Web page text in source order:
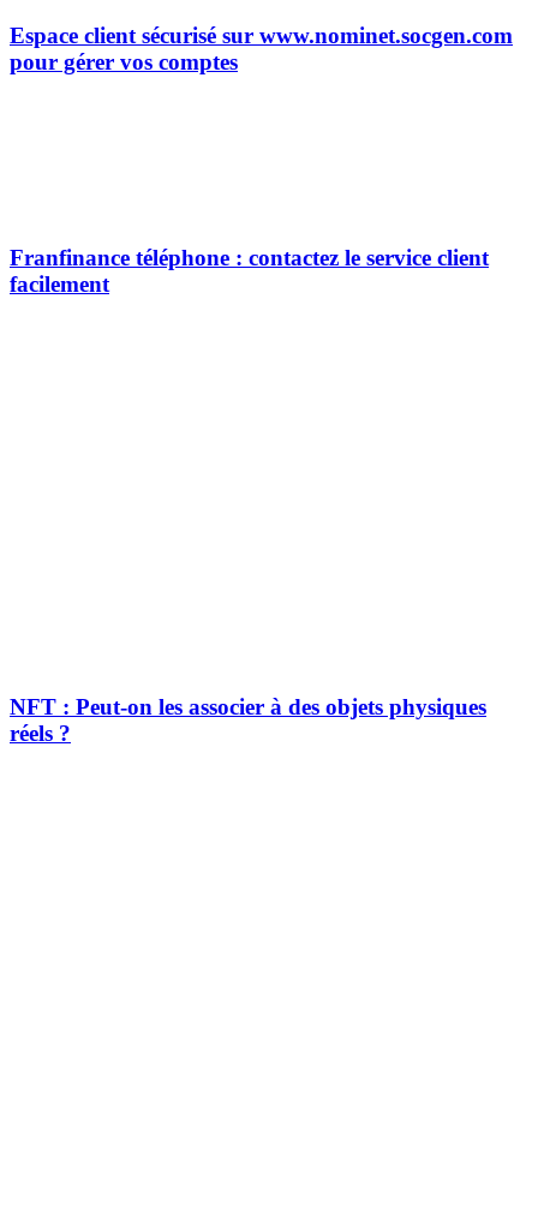
Espace client sécurisé sur www.nominet.socgen.com
pour gérer vos comptes
Franfinance téléphone : contactez le service client
facilement
NFT : Peut-on les associer à des objets physiques
réels ?